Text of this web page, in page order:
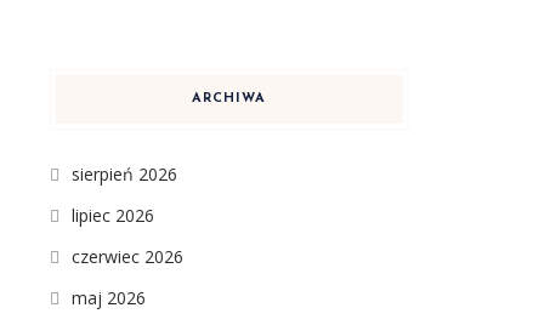
ARCHIWA
sierpień 2026
lipiec 2026
czerwiec 2026
maj 2026